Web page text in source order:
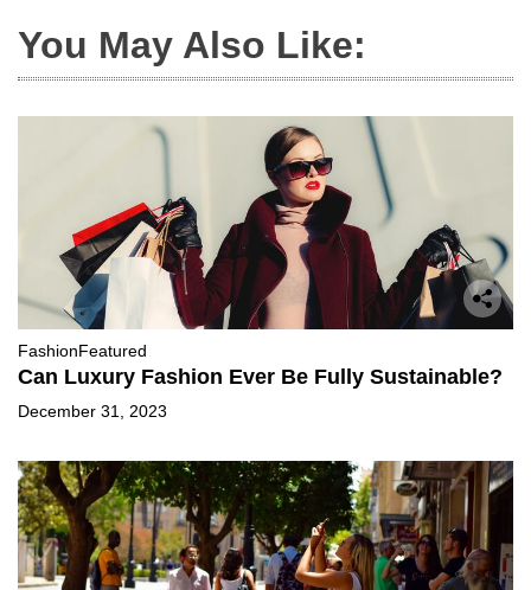
You May Also Like:
FashionFeatured
Can Luxury Fashion Ever Be Fully Sustainable?
December 31, 2023